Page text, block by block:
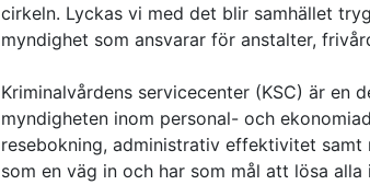
cirkeln. Lyckas vi med det blir samhället
myndighet som ansvarar för anstalter,
Kriminalvårdens servicecenter (KSC) är en
myndigheten inom personal- och
resebokning, administrativ effektivitet
som en väg in och har som mål att lösa